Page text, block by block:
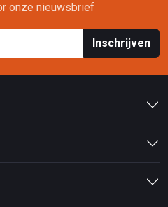
onze nieuwsbrief
Inschrijven